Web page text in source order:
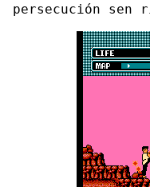
persecución sen